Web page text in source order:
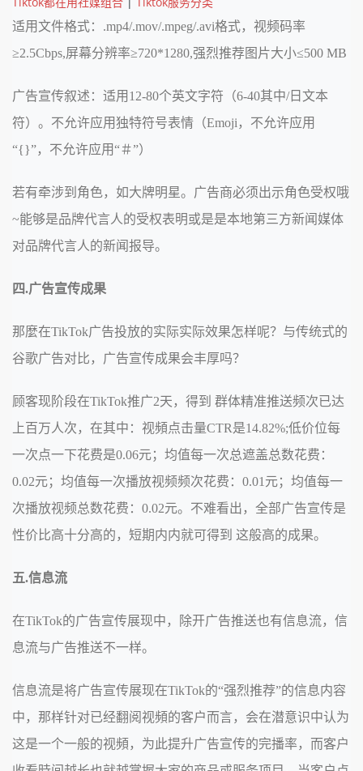
适用文件格式：.mp4/.mov/.mpeg/.avi格式，视频码率
≥2.5Cbps,屏幕分辨率≥720*1280,强烈推荐图片大小≤500 MB
广告宣传叙述：适用12-80个英文字符（6-40其中/日文本
符）。不允许应用独特符号表情（Emoji，不允许应用
“{}”，不允许应用“＃”）
若有牵涉到角色，如大牌明星。广告商必须出示角色受权哦
~能够是品牌代言人的受权表明或是是本地第三方新闻媒体
对品牌代言人的新闻报导。
四.广告宣传成果
那麼在TikTok广告投放的实际实际效果怎样呢？与传统式的
谷歌广告对比，广告宣传成果会丰厚吗？
顾客现阶段在TikTok推广2天，得到 群体精准推送频次已达
上百万人次，在其中：视頻点击量CTR是14.82%;低价位每
一次点一下花费是0.06元；均值每一次总遮盖总数花费：
0.02元；均值每一次播放视频频次花费：0.01元；均值每一
次播放视频总数花费：0.02元。不难看出，全部广告宣传是
性价比高十分高的，短期内内就可得到 这般高的成果。
五.信息流
在TikTok的广告宣传展现中，除开广告推送也有信息流，信
息流与广告推送不一样。
信息流是将广告宣传展现在TikTok的“强烈推荐”的信息内容
中，那样针对已经翻阅视頻的客户而言，会在潜意识中认为
这是一个一般的视頻，为此提升广告宣传的完播率，而客户